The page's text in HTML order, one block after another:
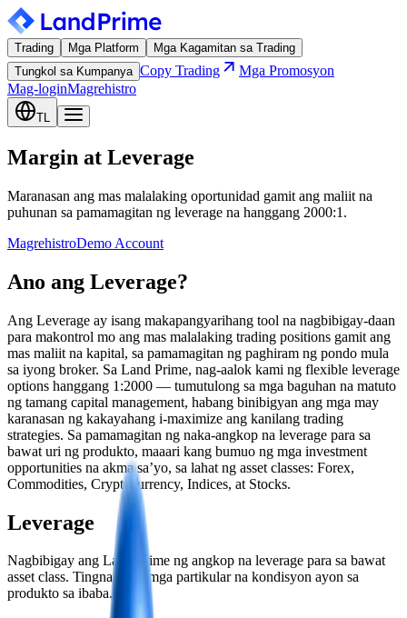
Trading Mga Platform
Mga Kagamitan sa Trading
Tungkol sa Kumpanya Copy Trading
Mga Promosyon
Mag-loginMagrehistro
TL
Margin at Leverage
Maranasan ang mas malalaking oportunidad gamit ang maliit na
puhunan sa pamamagitan ng leverage na hanggang 2000:1.
MagrehistroDemo Account
Ano ang Leverage?
Ang Leverage ay isang makapangyarihang tool na nagbibigay-daan
para makontrol mo ang mas malalaking trading positions gamit ang
mas maliit na kapital, sa pamamagitan ng paghiram ng pondo mula
sa iyong broker. Sa Land Prime, nag-aalok kami ng flexible leverage
options hanggang 1:2000 — tumutulong sa mga baguhan na matuto
ng tamang capital management, habang binibigyan ang mga may
karanasan ng kakayahang i-maximize ang kanilang trading
strategies. Sa pamamagitan ng naka-angkop na leverage para sa
bawat uri ng produkto, maaari kang bumuo ng mga investment
opportunities na akma sa’yo, sa lahat ng asset classes: Forex,
Commodities, Cryptocurrency, Indices, at Stocks.
Leverage
Nagbibigay ang Land Prime ng angkop na leverage para sa bawat
asset class. Tingnan ang mga partikular na kondisyon ayon sa
produkto sa ibaba.